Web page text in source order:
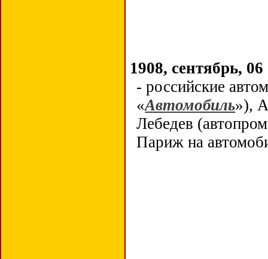
1908, сентябрь, 06
- российские
«Автомобиль»),
Лебедев
Париж на